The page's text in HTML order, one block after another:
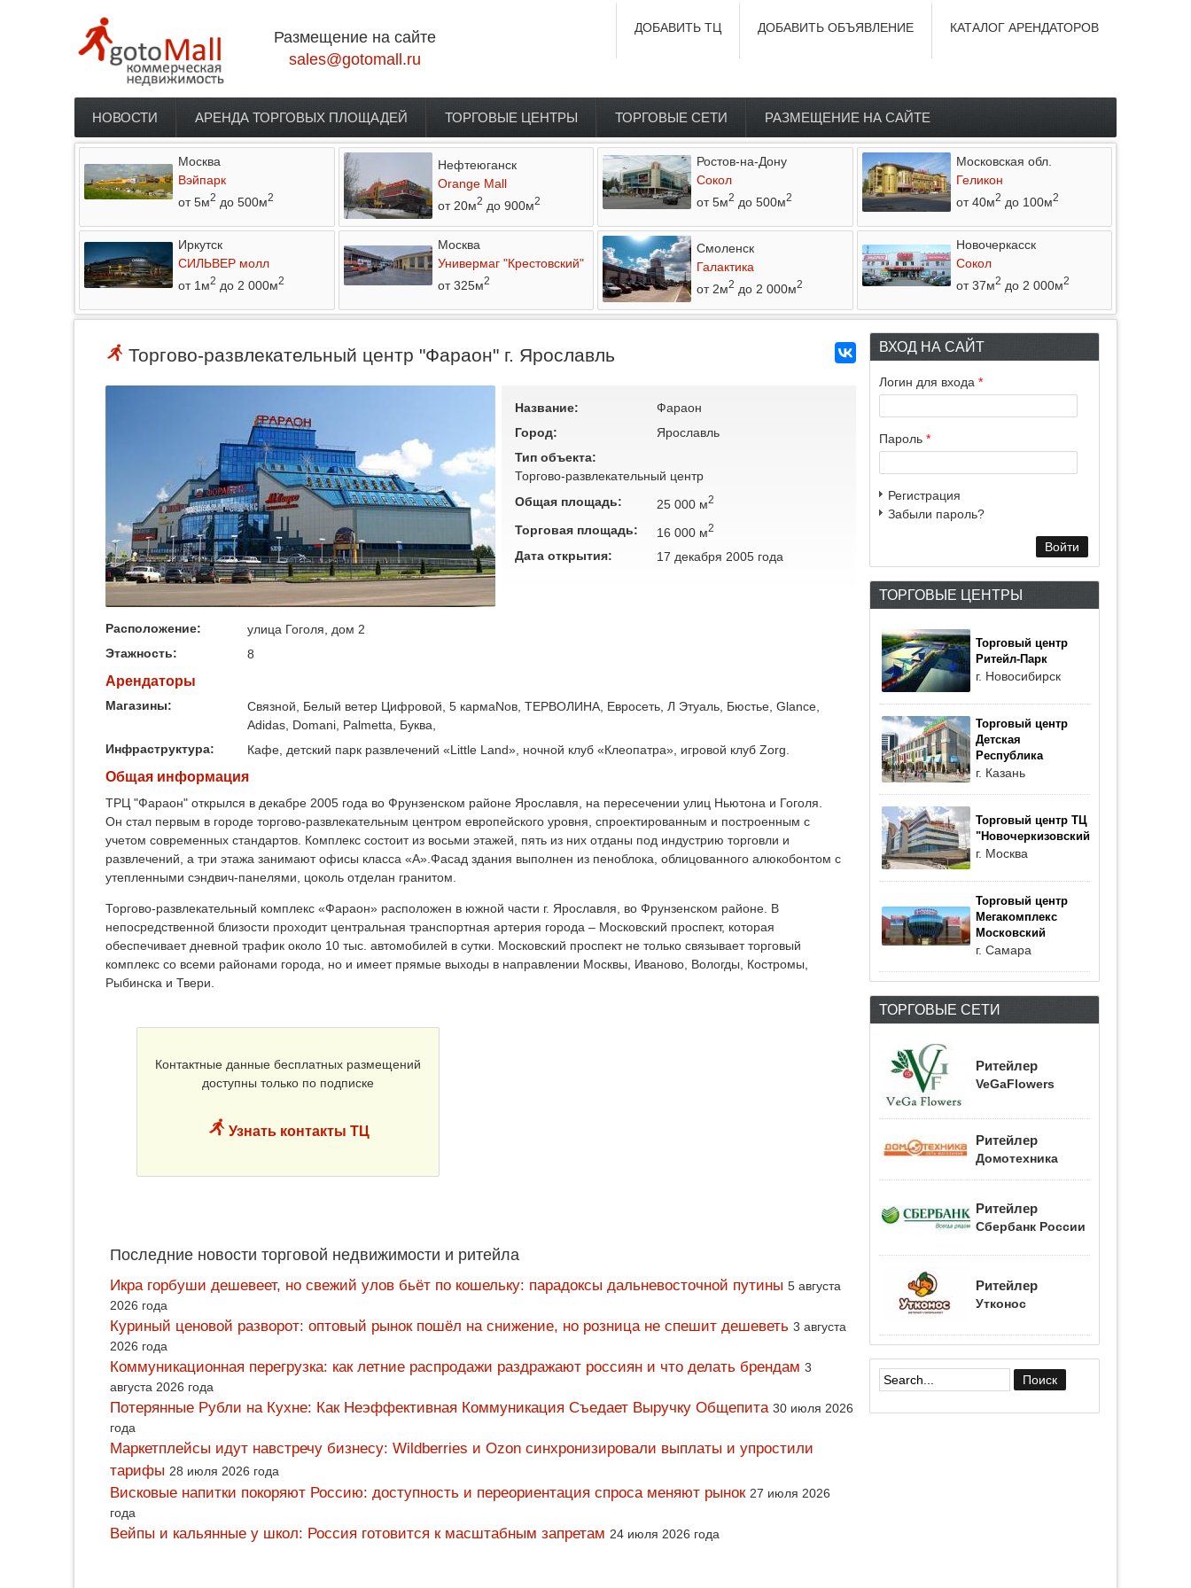
Размещение на сайте
sales@gotomall.ru
КАТАЛОГ АРЕНДАТОРОВ
ДОБАВИТЬ ОБЪЯВЛЕНИЕ
ДОБАВИТЬ ТЦ
Главное меню
НОВОСТИ АРЕНДА ТОРГОВЫХ ПЛОЩАДЕЙ ТОРГОВЫЕ ЦЕНТРЫ ТОРГОВЫЕ СЕТИ РАЗМЕЩЕНИЕ НА САЙТЕ
Москва
Вэйпарк
от 5м2 до 500м2
Нефтеюганск
Orange Mall
от 20м2 до 900м2
Ростов-на-Дону
Сокол
от 5м2 до 500м2
Московская обл.
Геликон
от 40м2 до 100м2
Иркутск
СИЛЬВЕР молл
от 1м2 до 2 000м2
Москва
Универмаг "Крестовский"
от 325м2
Смоленск
Галактика
от 2м2 до 2 000м2
Новочеркасск
Сокол
от 37м2 до 2 000м2
Торгово-развлекательный центр "Фараон" г. Ярославль
Название:
Фараон
Город:
Ярославль
Тип объекта:
Торгово-развлекательный центр
Общая площадь:
25 000 м2
Торговая площадь: 16 000 м2
Дата открытия: 17 декабря 2005 года
Расположение:
улица Гоголя, дом 2
Этажность:
8
Арендаторы
Магазины:
Связной, Белый ветер Цифровой, 5 кармаNов, ТЕРВОЛИНА, Евросеть, Л Этуаль, Бюстье, Glance,
Adidas, Domani, Palmetta, Буква,
Инфраструктура:
Кафе, детский парк развлечений «Little Land», ночной клуб «Клеопатра», игровой клуб Zorg.
Общая информация
ТРЦ "Фараон" открылся в декабре 2005 года во Фрунзенском районе Ярославля, на пересечении улиц Ньютона и Гоголя.
Он стал первым в городе торгово-развлекательным центром европейского уровня, спроектированным и построенным с
учетом современных стандартов. Комплекс состоит из восьми этажей, пять из них отданы под индустрию торговли и
развлечений, а три этажа занимают офисы класса «А».Фасад здания выполнен из пеноблока, облицованного алюкобонтом с
утепленными сэндвич-панелями, цоколь отделан гранитом.
Торгово-развлекательный комплекс «Фараон» расположен в южной части г. Ярославля, во Фрунзенском районе. В
непосредственной близости проходит центральная транспортная артерия города – Московский проспект, которая
обеспечивает дневной трафик около 10 тыс. автомобилей в сутки. Московский проспект не только связывает торговый
комплекс со всеми районами города, но и имеет прямые выходы в направлении Москвы, Иваново, Вологды, Костромы,
Рыбинска и Твери.
Контактные данные бесплатных размещений
доступны только по подписке
Узнать контакты ТЦ
Последние новости торговой недвижимости и ритейла
Икра горбуши дешевеет, но свежий улов бьёт по кошельку: парадоксы дальневосточной путины 5 августа
2026 года
Куриный ценовой разворот: оптовый рынок пошёл на снижение, но розница не спешит дешеветь 3 августа
2026 года
Коммуникационная перегрузка: как летние распродажи раздражают россиян и что делать брендам 3
августа 2026 года
Потерянные Рубли на Кухне: Как Неэффективная Коммуникация Съедает Выручку Общепита 30 июля 2026
года
Маркетплейсы идут навстречу бизнесу: Wildberries и Ozon синхронизировали выплаты и упростили
тарифы 28 июля 2026 года
Висковые напитки покоряют Россию: доступность и переориентация спроса меняют рынок 27 июля 2026
года
Вейпы и кальянные у школ: Россия готовится к масштабным запретам 24 июля 2026 года
ВХОД НА САЙТ
Логин для входа *
Пароль *
Регистрация
Забыли пароль?
ТОРГОВЫЕ ЦЕНТРЫ
Торговый центр
Ритейл-Парк
г. Новосибирск
Торговый центр
Детская
Республика
г. Казань
Торговый центр ТЦ
"Новочеркизовский"
г. Москва
Торговый центр
Мегакомплекс
Московский
г. Самара
ТОРГОВЫЕ СЕТИ
Ритейлер
VeGaFlowers
Ритейлер
Домотехника
Ритейлер
Сбербанк России
Ритейлер
Утконос
Форма поиска